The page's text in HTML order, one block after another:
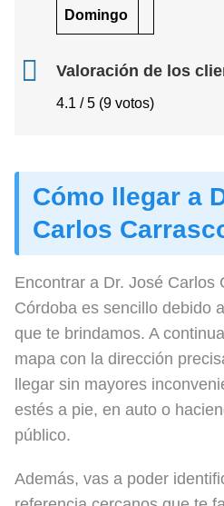
Domingo
Valoración de los
4.1 / 5 (9 votos)
Cómo llegar a
Carlos
Encontrar a Dr. José Carlos
Córdoba es sencillo debido
que te brindamos. A
mapa con la dirección
llegar sin mayores
estés a pie, en auto o
público.
Además, vas a poder